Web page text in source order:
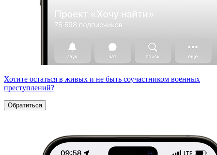
Хотите остаться в живых и не быть соучастником военных
преступлений?
Обратиться